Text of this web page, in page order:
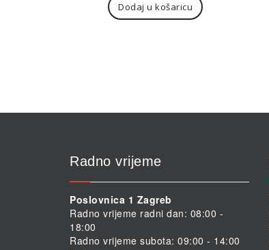
Dodaj u košaricu
Radno vrijeme
Poslovnica 1 Zagreb
Radno vrijeme radni dan: 08:00 -
18:00
Radno vrijeme subota: 09:00 - 14:00